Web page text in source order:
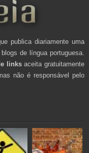
publica diariamente uma
de língua portuguesa.
linksaceita gratuitamente
não é responsável pelo